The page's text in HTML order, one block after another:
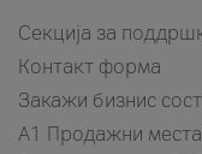
Секција за
Контакт форма
Закажи бизнис
A1 Продажни места